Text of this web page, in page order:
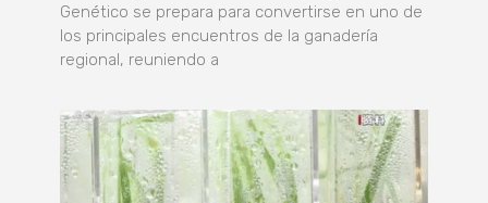
Genético se prepara para convertirse en uno de
los principales encuentros de la ganadería
regional, reuniendo a